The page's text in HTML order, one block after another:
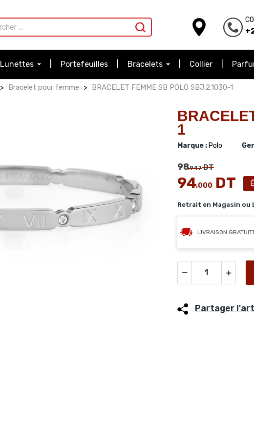
Lunettes Portefeuilles Bracelets Collier
Bracelet pour femme BRACELET FEMME SB POLO SBJ.2.1030-1
1
Marque : Polo
98,947DT
94,000 DT
Retrait en Magasin ou
LIVRAISON
Partager